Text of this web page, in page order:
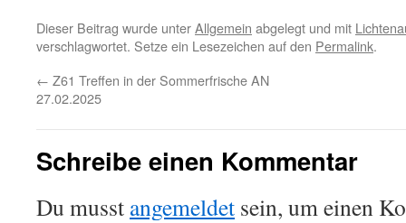
Dieser Beitrag wurde unterAllgemein abgelegt und mit
verschlagwortet. Setze ein Lesezeichen auf den Permalink.
← Z61 Treffen in der Sommerfrische AN
27.02.2025
Schreibe einen Kommentar
Du musst angemeldet sein, um einen